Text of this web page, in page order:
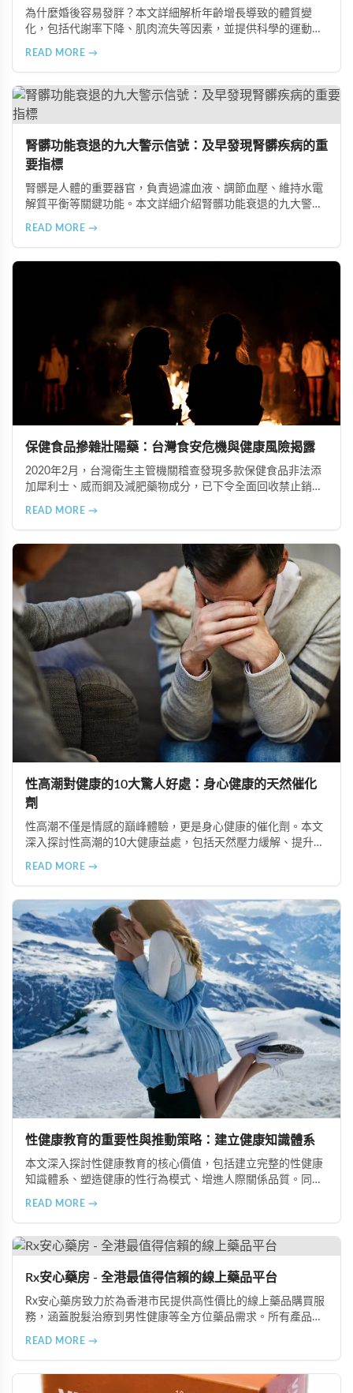
為什麼婚後容易發胖？本文詳細解析年齡增長導致的體質變
化，包括代謝率下降、肌肉流失等因素，並提供科學的運動與
READ MORE →
腎髒功能衰退的九大警示信號：及早發現腎髒疾病的重
要指標
腎髒是人體的重要器官，負責過濾血液、調節血壓、維持水電
解質平衡等關鍵功能。本文詳細介紹腎髒功能衰退的九大警示
便困難以及頭暈伴隨耳鳴等症狀，幫助您及早發現腎髒疾病的
READ MORE →
保健食品摻雜壯陽藥：台灣食安危機與健康風險揭露
2020年2月，台灣衛生主管機關稽查發現多款保健食品非法添
加犀利士、威而鋼及減肥藥物成分，已下令全面回收禁止銷
READ MORE →
性高潮對健康的10大驚人好處：身心健康的天然催化
劑
性高潮不僅是情感的巔峰體驗，更是身心健康的催化劑。本文
深入探討性高潮的10大健康益處，包括天然壓力緩解、提升睡
情感連結。
READ MORE →
性健康教育的重要性與推動策略：建立健康知識體系
本文深入探討性健康教育的核心價值，包括建立完整的性健康
知識體系、塑造健康的性行為模式、增進人際關係品質。同時
READ MORE →
Rx安心藥房 - 全港最值得信賴的線上藥品平台
Rx安心藥房致力於為香港市民提供高性價比的線上藥品購買服
務，涵蓋脫髮治療到男性健康等全方位藥品需求。所有產品均
READ MORE →